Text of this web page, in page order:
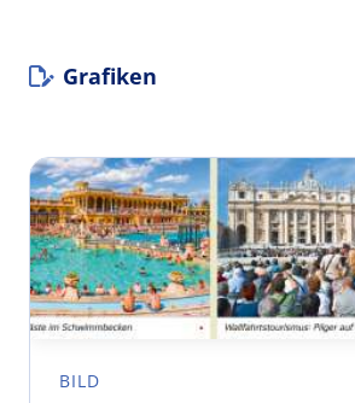
Grafiken
BILD